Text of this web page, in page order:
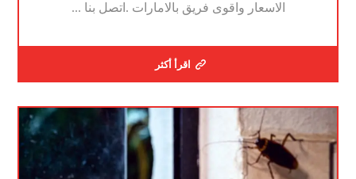
الاسعار واقوى فريق بالامارات .اتصل بنا ...
اقرأ أكثر